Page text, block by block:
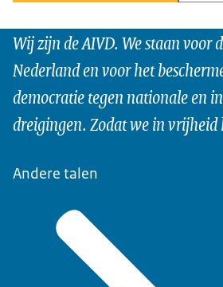
Wij zijn de AIVD. We staan voor
Nederland en voor het
democratie tegen nationale en
dreigingen. Zodat we in vrijheid
Andere talen